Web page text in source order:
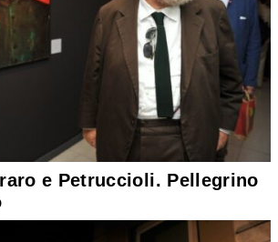
e Petruccioli. Pellegrino